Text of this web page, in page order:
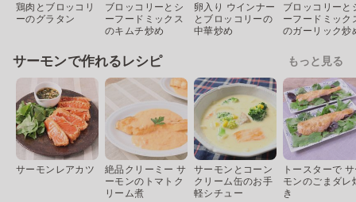
鶏肉とブロッコリ
ーのグラタン
ブロッコリーとシ
ーフードミックス
のキムチ炒め
卵入り ウインナー
とブロッコリーの
中華炒め
ブロッコリーと
ーフードミック
のガーリック炒
サーモンで作れるレシピ もっと見る
サーモンレアカツ
絶品クリーミー サ
ーモンのトマトク
リーム煮
サーモンとコーン
クリーム缶のお手
軽シチュー
トースターで
モンのごまダレ
き